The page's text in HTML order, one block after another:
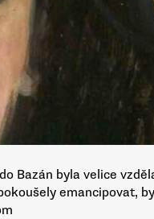
Bazán byla velice
emancipovat,